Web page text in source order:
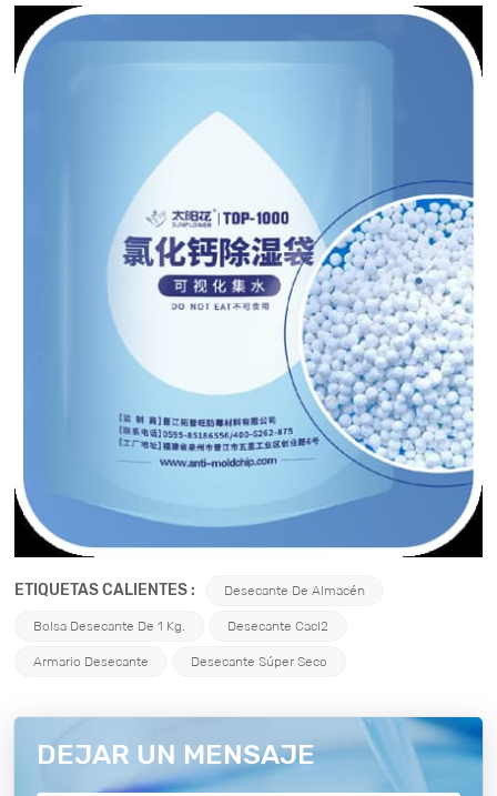
ETIQUETAS CALIENTES : Desecante De Almacén
Bolsa Desecante De 1 Kg. Desecante Cacl2
Armario Desecante Desecante Súper Seco
DEJAR UN MENSAJE